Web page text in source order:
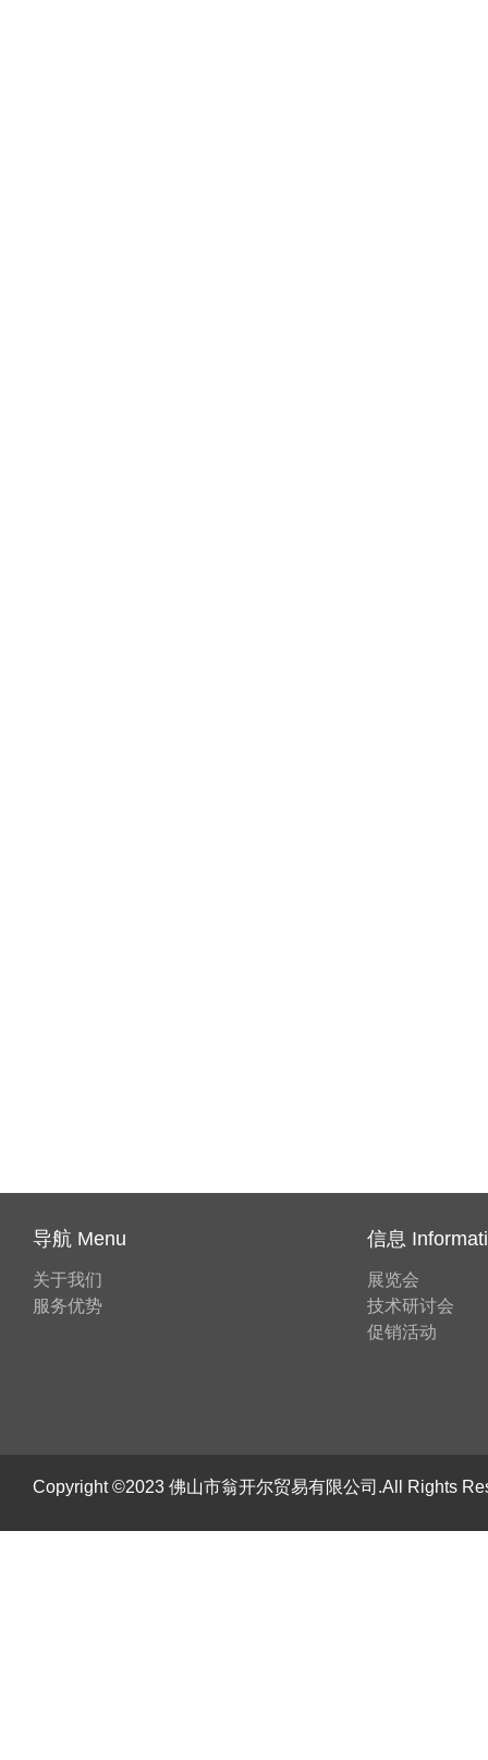
导航 Menu
关于我们
服务优势
信息
展览会
技术研讨会
促销活动
Copyright ©2023 佛山市翁开尔贸易有限公司.All Rights